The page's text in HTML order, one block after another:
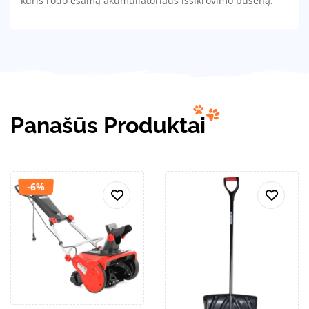
Panašūs Produktai
-6%